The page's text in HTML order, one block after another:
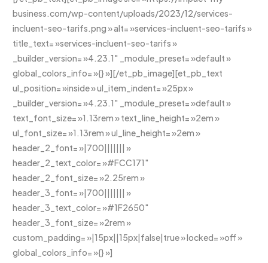
business.com/wp-content/uploads/2023/12/services-
incluent-seo-tarifs.png » alt= »services-incluent-seo-tarifs »
title_text= »services-incluent-seo-tarifs »
_builder_version= »4.23.1″ _module_preset= »default »
global_colors_info= »{} »][/et_pb_image][et_pb_text
ul_position= »inside » ul_item_indent= »25px »
_builder_version= »4.23.1″ _module_preset= »default »
text_font_size= »1.13rem » text_line_height= »2em »
ul_font_size= »1.13rem » ul_line_height= »2em »
header_2_font= »|700||||||| »
header_2_text_color= »#FCC171″
header_2_font_size= »2.25rem »
header_3_font= »|700||||||| »
header_3_text_color= »#1F2650″
header_3_font_size= »2rem »
custom_padding= »|15px||15px|false|true » locked= »off »
global_colors_info= »{} »]